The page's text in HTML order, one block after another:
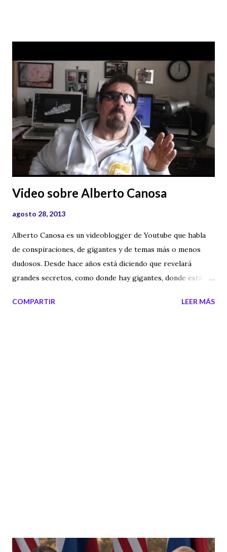
Video sobre Alberto Canosa
agosto 28, 2013
Alberto Canosa es un videoblogger de Youtube que habla
de conspiraciones, de gigantes y de temas más o menos
dudosos. Desde hace años está diciendo que revelará
grandes secretos, como donde hay gigantes, donde está el
siguiente video hago una crítica directa a Alberto Canosa .
COMPARTIR LEER MÁS